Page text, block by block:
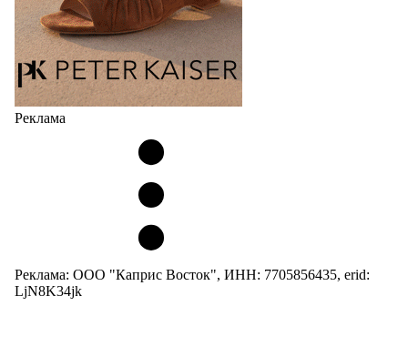
Реклама
Реклама: ООО "Каприс Восток", ИНН: 7705856435, erid:
LjN8K34jk